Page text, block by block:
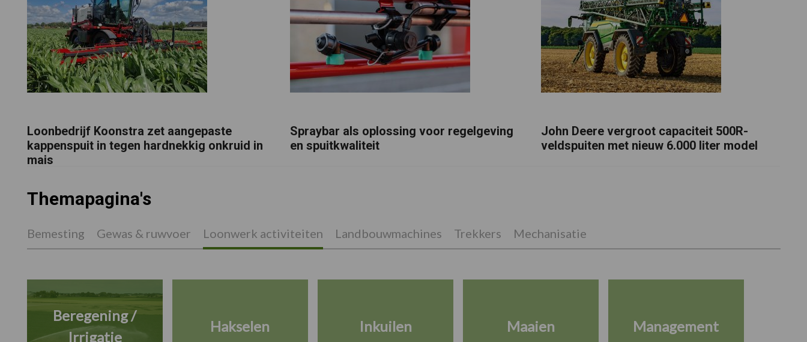
Loonbedrijf Koonstra zet aangepaste
kappenspuit in tegen hardnekkig onkruid in
mais
Spraybar als oplossing voor regelgeving
en spuitkwaliteit
John Deere vergroot capaciteit 500R-
veldspuiten met nieuw 6.000 liter model
Themapagina's
Bemesting Gewas & ruwvoer Loonwerk activiteiten Landbouwmachines Trekkers Mechanisatie
Beregening /
Irrigatie
Hakselen Inkuilen Maaien Management